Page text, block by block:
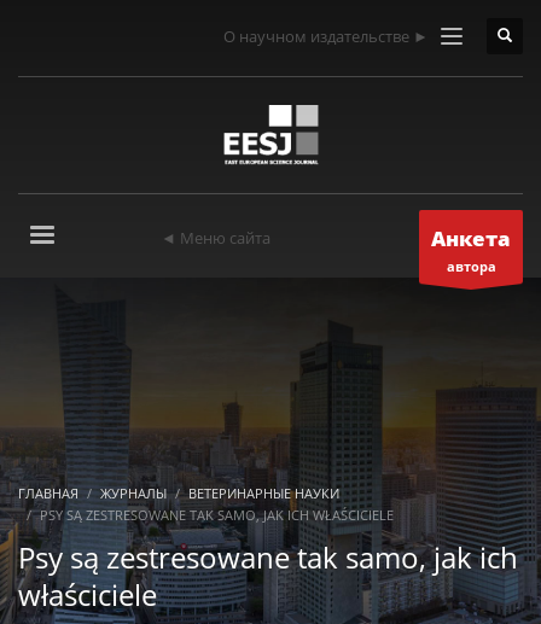
О научном издательстве ►
◄ Меню сайта Анкета
автора
ГЛАВНАЯ ЖУРНАЛЫ
ВЕТЕРИНАРНЫЕ НАУКИ
PSY SĄ ZESTRESOWANE TAK SAMO, JAK ICH WŁAŚCICIELE
Psy są zestresowane tak samo, jak ich
właściciele